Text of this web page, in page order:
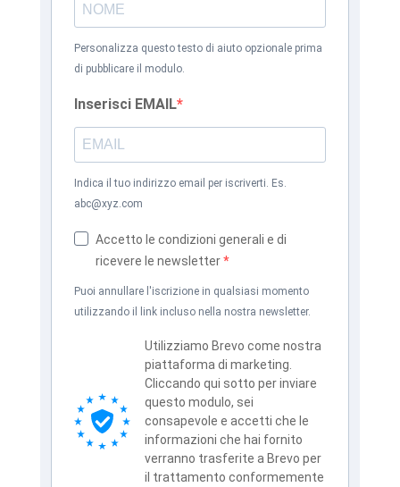
Personalizza questo testo di aiuto opzionale prima
di pubblicare il modulo.
Inserisci EMAIL
Indica il tuo indirizzo email per iscriverti. Es.
abc@xyz.com
Accetto le condizioni generali e di
ricevere le newsletter
Puoi annullare l'iscrizione in qualsiasi momento
utilizzando il link incluso nella nostra newsletter.
Utilizziamo Brevo come nostra
piattaforma di marketing.
Cliccando qui sotto per inviare
questo modulo, sei
consapevole e accetti che le
informazioni che hai fornito
verranno trasferite a Brevo per
il trattamento conformemente